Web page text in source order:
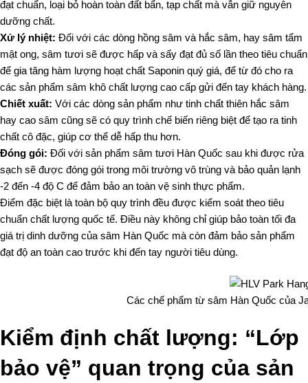
đạt chuẩn, loại bỏ hoàn toàn đất bẩn, tạp chất mà vẫn giữ nguyên
dưỡng chất.
Xử lý nhiệt: Đối với các dòng hồng sâm và hắc sâm, hay sâm tẩm
mật ong, sâm tươi sẽ được hấp và sấy đạt đủ số lần theo tiêu chuẩn
để gia tăng hàm lượng hoạt chất Saponin quý giá, để từ đó cho ra
các sản phẩm sâm khô chất lượng cao cấp gửi đến tay khách hàng.
Chiết xuất: Với các dòng sản phẩm như tinh chất thiên hắc sâm
hay cao sâm cũng sẽ có quy trình chế biến riêng biệt để tạo ra tinh
chất cô đặc, giúp cơ thể dễ hấp thu hơn.
Đóng gói: Đối với sản phẩm sâm tươi Hàn Quốc sau khi được rửa
sạch sẽ được đóng gói trong môi trường vô trùng và bảo quản lạnh
-2 đến -4 độ C để đảm bảo an toàn vệ sinh thực phẩm.
Điểm đặc biệt là toàn bộ quy trình đều được kiểm soát theo tiêu
chuẩn chất lượng quốc tế. Điều này không chỉ giúp bảo toàn tối đa
giá trị dinh dưỡng của sâm Hàn Quốc mà còn đảm bảo sản phẩm
đạt độ an toàn cao trước khi đến tay người tiêu dùng.
Các chế phẩm từ sâm Hàn Quốc của
Kiểm định chất lượng: “Lớp
bảo vệ” quan trọng của sản